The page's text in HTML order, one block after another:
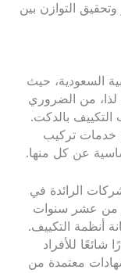
التوازن بين
السعودية، حيث
لذا، من الضروري
بالدكت.
خدمات تركيب
عن كل منها.
الرائدة في
من عشر سنوات
أنظمة التكييف.
شائعًا للأفراد
معتمدة من